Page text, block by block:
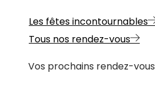
Les fêtes incontournables
Tous nos rendez-vous
Vos prochains rendez-vous